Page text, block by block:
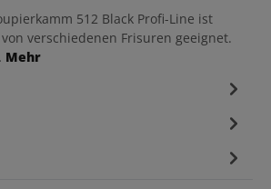
512 Black Profi-Line ist
verschiedenen Frisuren geeignet.
Mehr